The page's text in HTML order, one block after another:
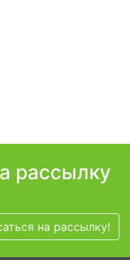
рассылку
на рассылку!